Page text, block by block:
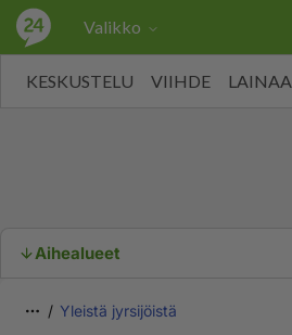
Valikko
KESKUSTELU VIIHDE LAINAA
Aihealueet
Yleistä jyrsijöistä